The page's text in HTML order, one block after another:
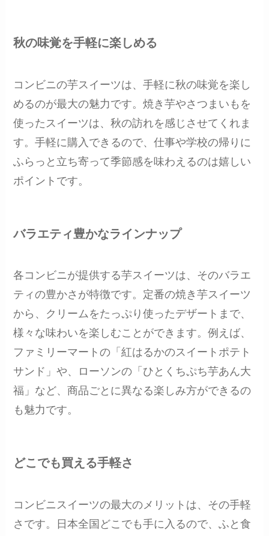
秋の味覚を手軽に楽しめる
コンビニの芋スイーツは、手軽に秋の味覚を楽し
めるのが最大の魅力です。焼き芋やさつまいもを
使ったスイーツは、秋の訪れを感じさせてくれま
す。手軽に購入できるので、仕事や学校の帰りに
ふらっと立ち寄って季節感を味わえるのは嬉しい
ポイントです。
バラエティ豊かなラインナップ
各コンビニが提供する芋スイーツは、そのバラエ
ティの豊かさが特徴です。定番の焼き芋スイーツ
から、クリームをたっぷり使ったデザートまで、
様々な味わいを楽しむことができます。例えば、
ファミリーマートの「紅はるかのスイートポテト
サンド」や、ローソンの「ひとくちぷち芋あん大
福」など、商品ごとに異なる楽しみ方ができるの
も魅力です。
どこでも買える手軽さ
コンビニスイーツの最大のメリットは、その手軽
さです。日本全国どこでも手に入るので、ふと食